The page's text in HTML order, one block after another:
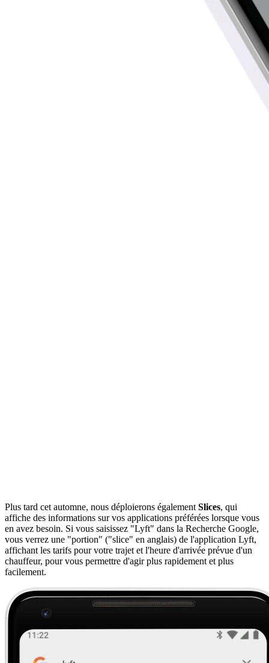
Plus tard cet automne, nous déploierons également Slices, qui
affiche des informations sur vos applications préférées lorsque vous
en avez besoin. Si vous saisissez "Lyft" dans la Recherche Google,
vous verrez une "portion" ("slice" en anglais) de l'application Lyft,
affichant les tarifs pour votre trajet et l'heure d'arrivée prévue d'un
chauffeur, pour vous permettre d'agir plus rapidement et plus
facilement.